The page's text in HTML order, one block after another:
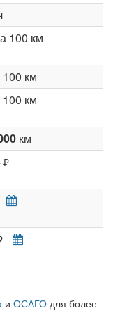
100 км
км
км
км
₽
и ОСАГО для более